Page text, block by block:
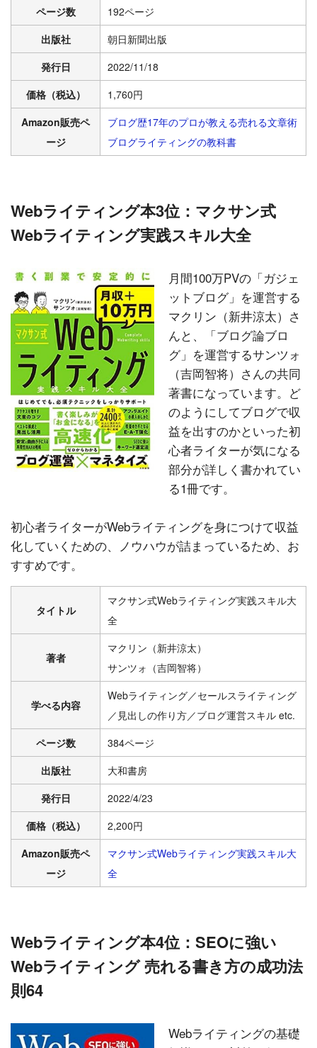
ページ数
192ページ
出版社
朝日新聞出版
発行日
2022/11/18
価格（税込）
1,760円
Amazon販売ペ
ージ
ブログ歴17年のプロが教える売れる文章術
ブログライティングの教科書
Webライティング本3位：マクサン式
Webライティング実践スキル大全
月間100万PVの「ガジェ
ットブログ」を運営する
マクリン（新井涼太）さ
んと、「ブログ論ブロ
グ」を運営するサンツォ
（吉岡智将）さんの共同
著書になっています。ど
のようにしてブログで収
益を出すのかといった初
心者ライターが気になる
部分が詳しく書かれてい
る1冊です。
初心者ライターがWebライティングを身につけて収益
化していくための、ノウハウが詰まっているため、お
すすめです。
タイトル
マクサン式Webライティング実践スキル大
全
著者
マクリン（新井涼太）
サンツォ（吉岡智将）
学べる内容
Webライティング／セールスライティング
／見出しの作り方／ブログ運営スキル etc.
ページ数
384ページ
出版社
大和書房
発行日
2022/4/23
価格（税込）
2,200円
Amazon販売ペ
ージ
マクサン式Webライティング実践スキル大
全
Webライティング本4位：SEOに強い
Webライティング 売れる書き方の成功法
則64
Webライティングの基礎